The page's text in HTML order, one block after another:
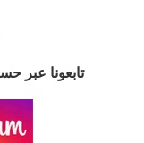
تابعونا عبر